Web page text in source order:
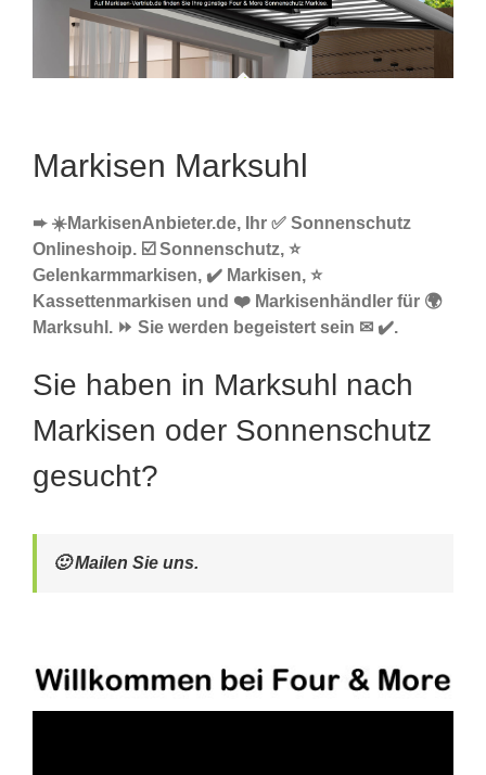
Markisen Marksuhl
➨ ☀️MarkisenAnbieter.de, Ihr ✅ Sonnenschutz
Onlineshoip. ☑️ Sonnenschutz, ⭐
Gelenkarmmarkisen, ✔️ Markisen, ⭐
Kassettenmarkisen und ❤️ Markisenhändler für 🌍
Marksuhl. ⏩ Sie werden begeistert sein ✉ ✔️.
Sie haben in Marksuhl nach
Markisen oder Sonnenschutz
gesucht?
🙂 Mailen Sie uns.